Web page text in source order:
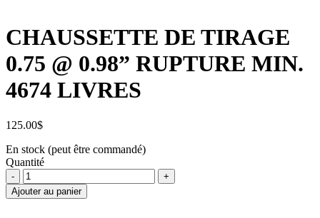
CHAUSSETTE DE TIRAGE
0.75 @ 0.98” RUPTURE MIN.
4674 LIVRES
125.00$
En stock (peut être commandé)
Quantité
CHAUSSETTE
DE
TIRAGE
Ajouter au panier